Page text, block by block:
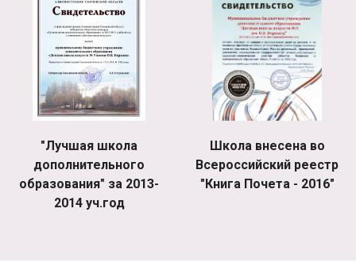
"Лучшая школа
дополнительного
образования" за 2013-
2014 уч.год
Школа внесена во
Всероссийский реестр
"Книга Почета - 2016"